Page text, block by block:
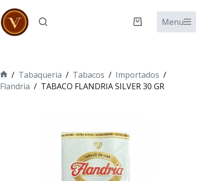
al
contenido
Carro
Menu
Inicio
/ Tabaqueria / Tabacos / Importados /
Flandria / TABACO FLANDRIA SILVER 30 GR